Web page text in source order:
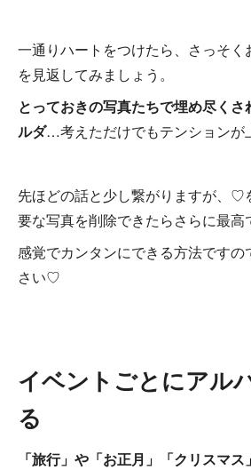
一通りハートをつけたら、さっそ
を見返してみましょう。
とっておきの写真たちで埋め尽くさ
ルダ…考えただけでもテンションが
先ほどの話と少し繋がりますが、♡
要な写真を削除できたらさらに最高
感覚でカンタンにできる方法です
さい♡
イベントごとにアル
る
「旅行」や「お正月」「クリスマス」